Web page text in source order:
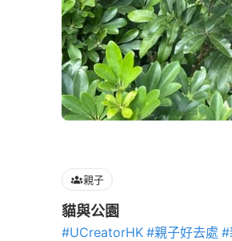
親子
貓與公園
#UCreatorHK #親子好去處 #